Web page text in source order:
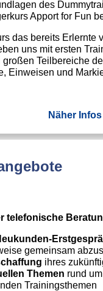
des
Apport for Fun
das bereits Erlernte
uns mit ersten
Teilbereiche
Einweisen und
Näher
telefonische
gemeinsam
ihres
Themen rund
Trainingsthemen